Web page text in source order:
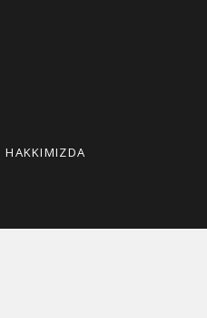
HAKKIMIZDA